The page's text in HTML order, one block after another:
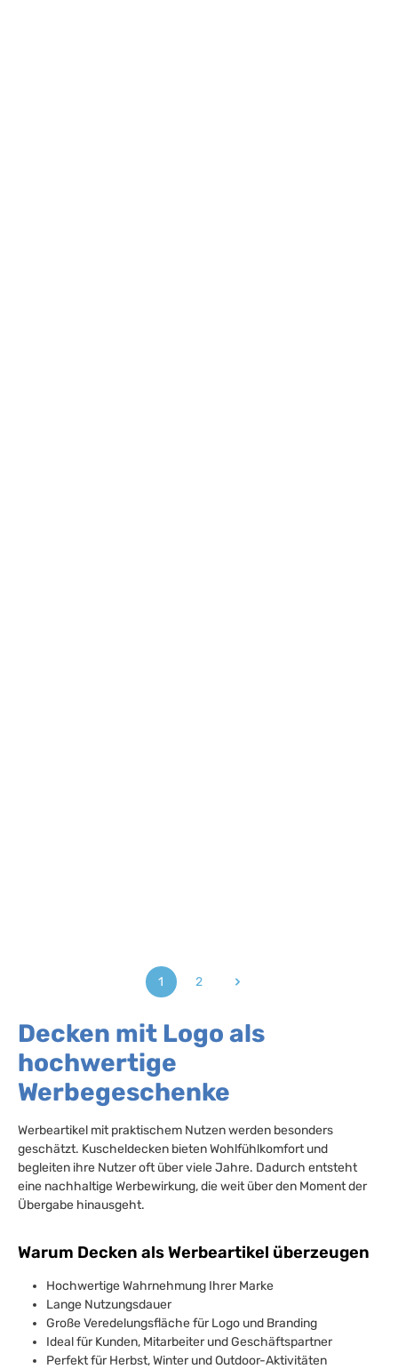
Seite
1
Seite
2
Decken mit Logo als
hochwertige
Werbegeschenke
Werbeartikel mit praktischem Nutzen werden besonders
geschätzt. Kuscheldecken bieten Wohlfühlkomfort und
begleiten ihre Nutzer oft über viele Jahre. Dadurch entsteht
eine nachhaltige Werbewirkung, die weit über den Moment der
Übergabe hinausgeht.
Warum Decken als Werbeartikel überzeugen
Hochwertige Wahrnehmung Ihrer Marke
Lange Nutzungsdauer
Große Veredelungsfläche für Logo und Branding
Ideal für Kunden, Mitarbeiter und Geschäftspartner
Perfekt für Herbst, Winter und Outdoor-Aktivitäten